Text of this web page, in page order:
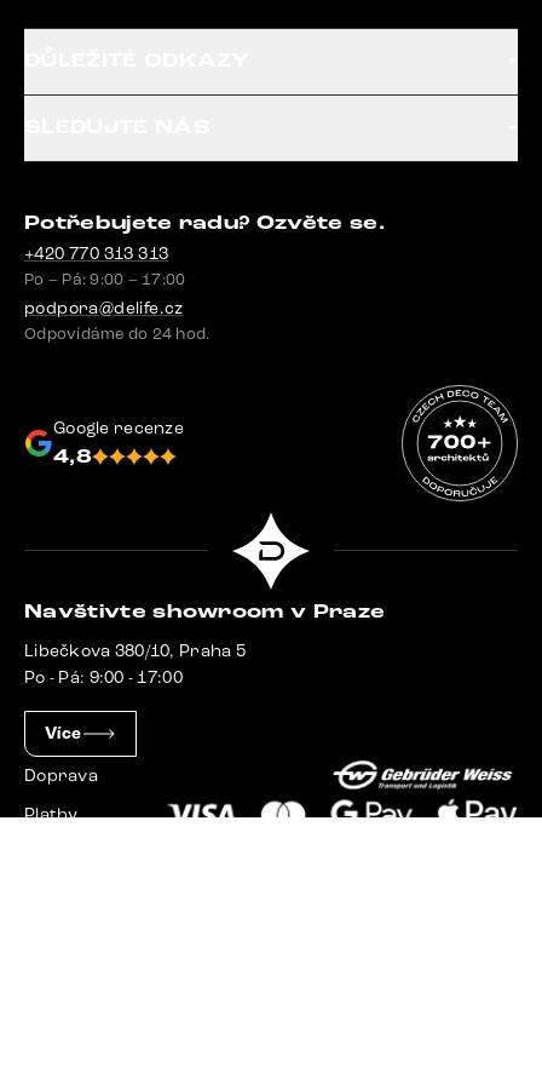
Potřebujete radu? Ozvěte se.
+420 770 313 313
Po – Pá: 9:00 – 17:00
podpora@delife.cz
Odpovídáme do 24 hod.
Google recenze
4,8
Navštivte showroom v Praze
Libečkova 380/10, Praha 5
Po - Pá: 9:00 - 17:00
Více
Doprava
Platby